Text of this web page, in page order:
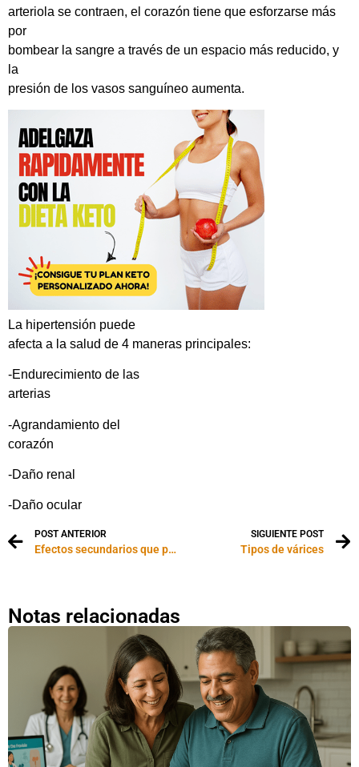
arteriola se contraen, el corazón tiene que esforzarse más
por
bombear la sangre a través de un espacio más reducido, y
la
presión de los vasos sanguíneo aumenta.
La hipertensión puede
afecta a la salud de 4 maneras principales:
-Endurecimiento de las
arterias
-Agrandamiento del
corazón
-Daño renal
-Daño ocular
POST ANTERIOR
Efectos secundarios que puede provocar el pene en la salud femenina
SIGUIENTE POST
Tipos de várices
Notas relacionadas